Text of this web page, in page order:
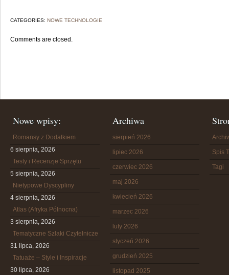
CATEGORIES: NOWE TECHNOLOGIE
Comments are closed.
Nowe wpisy:
Romansy z Dodatkiem
6 sierpnia, 2026
Testy i Recenzje Sprzętu
5 sierpnia, 2026
Nietypowe Dyscypliny
4 sierpnia, 2026
Atlas (Afryka Północna)
3 sierpnia, 2026
Tematyczne Szlaki Czytelnicze
31 lipca, 2026
Tatuaże – Style i Inspiracje
30 lipca, 2026
Archiwa
sierpień 2026
lipiec 2026
czerwiec 2026
maj 2026
kwiecień 2026
marzec 2026
luty 2026
styczeń 2026
grudzień 2025
listopad 2025
Spis
Tagi